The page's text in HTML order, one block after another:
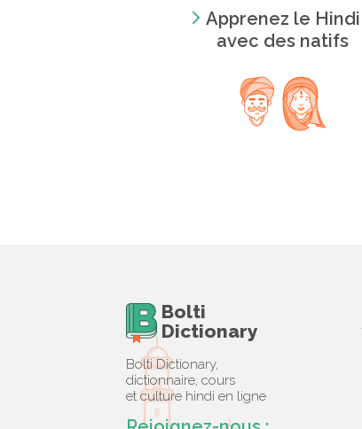
Apprenez le Hindi
avec des natifs
Bolti
Dictionary
Bolti Dictionary,
dictionnaire, cours
et culture hindi en ligne